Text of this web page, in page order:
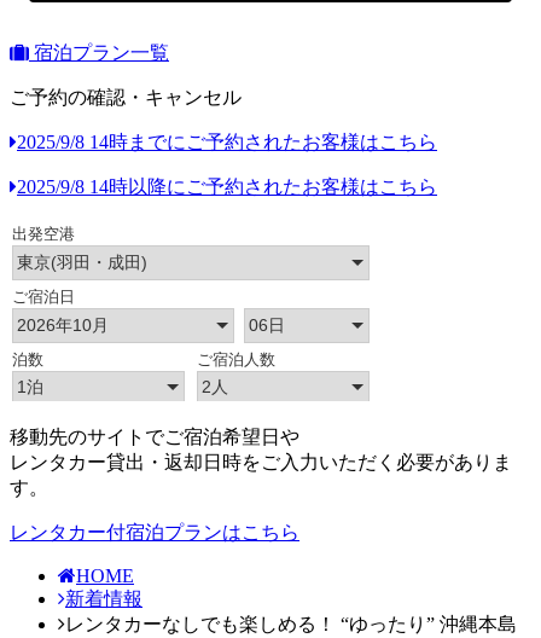
宿泊プラン一覧
ご予約の確認・キャンセル
2025/9/8 14時までにご予約されたお客様はこちら
2025/9/8 14時以降にご予約されたお客様はこちら
移動先のサイトでご宿泊希望日や
レンタカー貸出・返却日時をご入力いただく必要がありま
す。
レンタカー付宿泊プランはこちら
HOME
新着情報
レンタカーなしでも楽しめる！ “ゆったり” 沖縄本島